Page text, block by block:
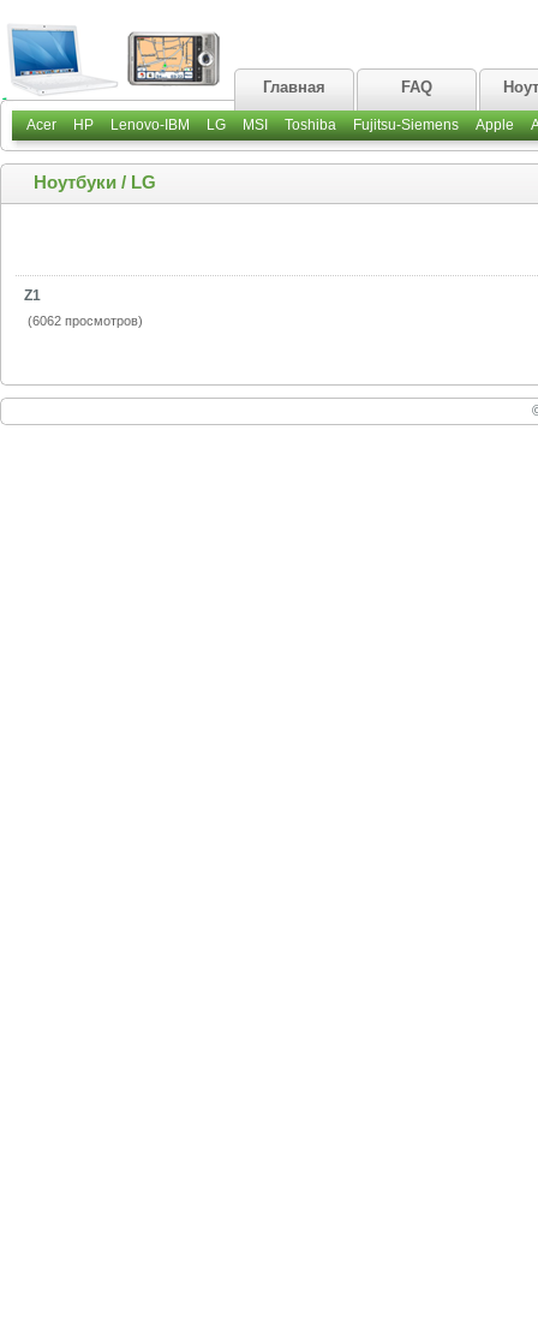
Главная FAQ
Acer HP Lenovo-IBM LG MSI Toshiba Fujitsu-Siemens Apple
Ноутбуки / LG
Z1
(6062 просмотров)